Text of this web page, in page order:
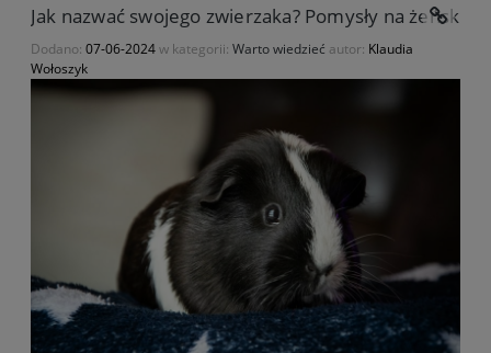
Jak nazwać swojego zwierzaka? Pomysły na żeńskie
Dodano: 07-06-2024w kategorii: Warto wiedzieć autor: Klaudia
Wołoszyk